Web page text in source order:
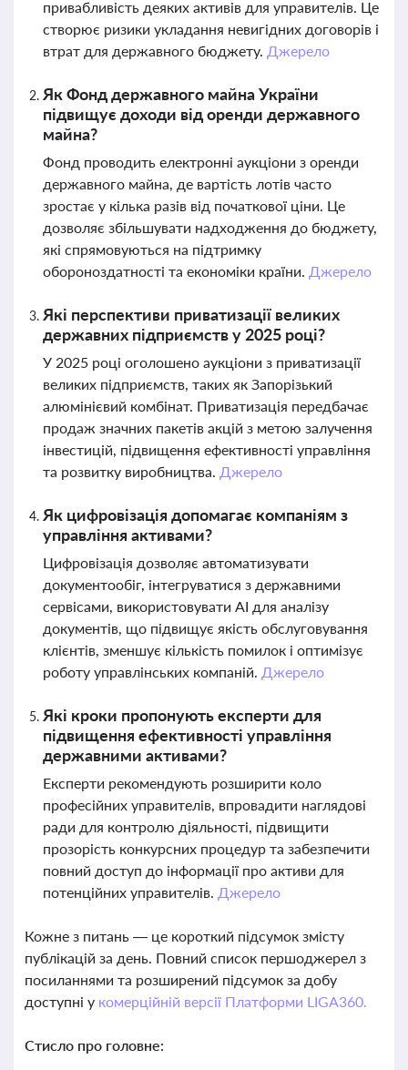
привабливість деяких активів для управителів. Це
створює ризики укладання невигідних договорів і
втрат для державного бюджету. Джерело
Як Фонд державного майна України
підвищує доходи від оренди державного
майна?
Фонд проводить електронні аукціони з оренди
державного майна, де вартість лотів часто
зростає у кілька разів від початкової ціни. Це
дозволяє збільшувати надходження до бюджету,
які спрямовуються на підтримку
обороноздатності та економіки країни. Джерело
Які перспективи приватизації великих
державних підприємств у 2025 році?
У 2025 році оголошено аукціони з приватизації
великих підприємств, таких як Запорізький
алюмінієвий комбінат. Приватизація передбачає
продаж значних пакетів акцій з метою залучення
інвестицій, підвищення ефективності управління
та розвитку виробництва. Джерело
Як цифровізація допомагає компаніям з
управління активами?
Цифровізація дозволяє автоматизувати
документообіг, інтегруватися з державними
сервісами, використовувати AI для аналізу
документів, що підвищує якість обслуговування
клієнтів, зменшує кількість помилок і оптимізує
роботу управлінських компаній. Джерело
Які кроки пропонують експерти для
підвищення ефективності управління
державними активами?
Експерти рекомендують розширити коло
професійних управителів, впровадити наглядові
ради для контролю діяльності, підвищити
прозорість конкурсних процедур та забезпечити
повний доступ до інформації про активи для
потенційних управителів. Джерело
Кожне з питань — це короткий підсумок змісту
публікацій за день. Повний список першоджерел з
посиланнями та розширений підсумок за добу
доступні у комерційній версії Платформи LIGA360.
Стисло про головне: